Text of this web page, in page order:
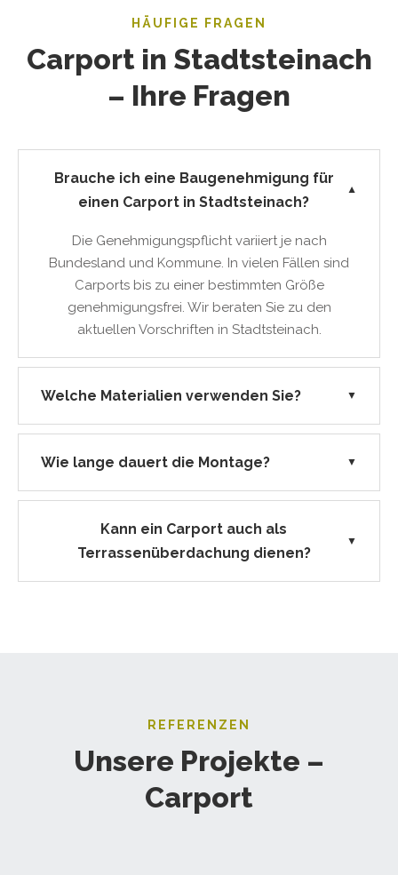
HÄUFIGE FRAGEN
Carport in Stadtsteinach
– Ihre Fragen
Brauche ich eine Baugenehmigung für
einen Carport in Stadtsteinach?
▼
Die Genehmigungspflicht variiert je nach
Bundesland und Kommune. In vielen Fällen sind
Carports bis zu einer bestimmten Größe
genehmigungsfrei. Wir beraten Sie zu den
aktuellen Vorschriften in Stadtsteinach.
Welche Materialien verwenden Sie? ▼
Wie lange dauert die Montage? ▼
Kann ein Carport auch als
Terrassenüberdachung dienen?
▼
REFERENZEN
Unsere Projekte –
Carport